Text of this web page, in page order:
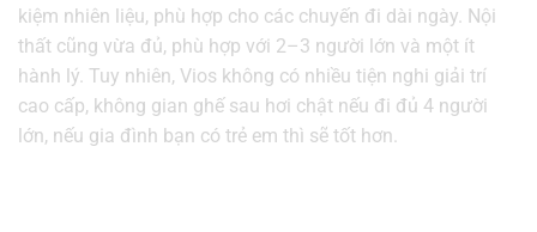
kiệm nhiên liệu, phù hợp cho các chuyến đi dài ngày. Nội
thất cũng vừa đủ, phù hợp với 2–3 người lớn và một ít
hành lý. Tuy nhiên, Vios không có nhiều tiện nghi giải trí
cao cấp, không gian ghế sau hơi chật nếu đi đủ 4 người
lớn, nếu gia đình bạn có trẻ em thì sẽ tốt hơn.